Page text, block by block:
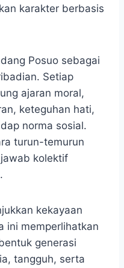
karakter berbasis
Posuo sebagai
Setiap
ajaran moral,
keteguhan hati,
norma sosial.
turun-temurun
kolektif
kekayaan
ini memperlihatkan
generasi
tangguh, serta